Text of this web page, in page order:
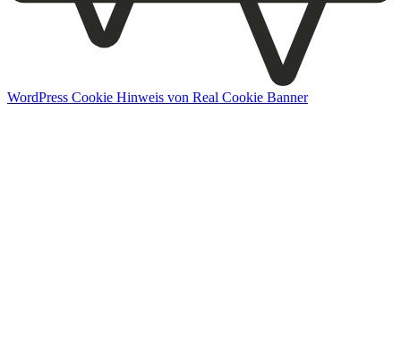
WordPress Cookie Hinweis von Real Cookie Banner